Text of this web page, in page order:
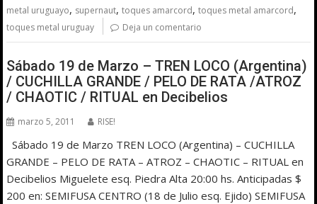
metal uruguayo, supernaut,toques amarcord,toques metal amarcord,
toques metal uruguay Deja un comentario
Sábado 19 de Marzo – TREN LOCO (Argentina)
/ CUCHILLA GRANDE / PELO DE RATA /ATROZ
/ CHAOTIC / RITUAL en Decibelios
marzo 5, 2011 RISE!
Sábado 19 de Marzo TREN LOCO (Argentina) – CUCHILLA
GRANDE – PELO DE RATA – ATROZ – CHAOTIC – RITUAL en
Decibelios Miguelete esq. Piedra Alta 20:00 hs. Anticipadas $
200 en: SEMIFUSA CENTRO (18 de Julio esq. Ejido) SEMIFUSA